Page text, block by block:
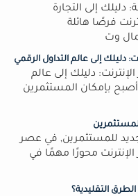
دليلك إلى التجارة
فرصًا هائلة
وت
دليلك إلى عالم التداول الرقمي
دليلك إلى عالم
أصبح بإمكان المستثمرين
جديد للمستثمرين, في عصر
الإنترنت محورًا مهمًا في
التقليدية؟